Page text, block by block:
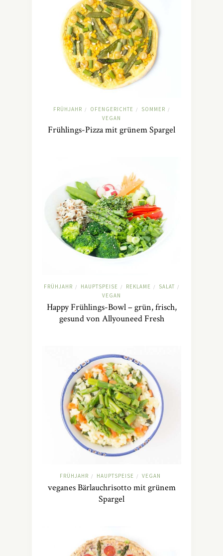
FRÜHJAHR / OFENGERICHTE / SOMMER /
VEGAN
Frühlings-Pizza mit grünem Spargel
FRÜHJAHR / HAUPTSPEISE / REKLAME / SALAT /
VEGAN
Happy Frühlings-Bowl – grün, frisch,
gesund von Allyouneed Fresh
FRÜHJAHR / HAUPTSPEISE / VEGAN
veganes Bärlauchrisotto mit grünem
Spargel